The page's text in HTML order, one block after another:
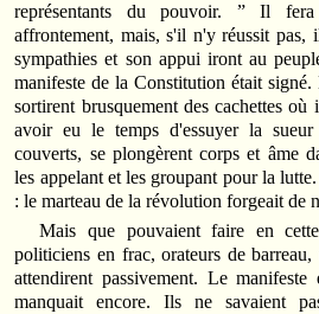
représentants du pouvoir. ” Il
affrontement, mais, s'il n'y réussit pas,
sympathies et son appui iront au
manifeste de la Constitution était
sortirent brusquement des cachettes où
avoir eu le temps d'essuyer la
couverts, se plongèrent corps et âme
les appelant et les groupant pour la
: le marteau de la révolution forgeait de
Mais que pouvaient faire en
politiciens en frac, orateurs de
attendirent passivement. Le
manquait encore. Ils ne savaient